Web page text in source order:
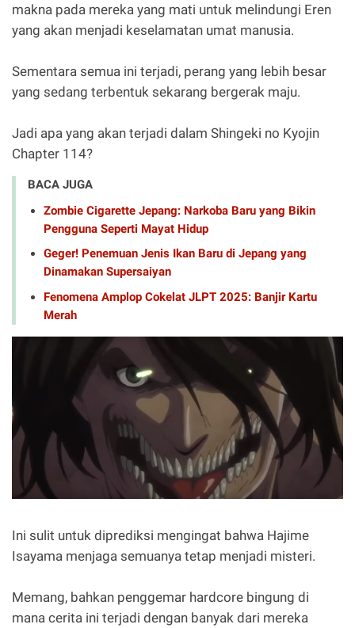
makna pada mereka yang mati untuk melindungi Eren
yang akan menjadi keselamatan umat manusia.
Sementara semua ini terjadi, perang yang lebih besar
yang sedang terbentuk sekarang bergerak maju.
Jadi apa yang akan terjadi dalam Shingeki no Kyojin
Chapter 114?
BACA JUGA
Zombie Cigarette Jepang: Narkoba Baru yang Bikin
Pengguna Seperti Mayat Hidup
Geger! Penemuan Jenis Ikan Baru di Jepang yang
Dinamakan Supersaiyan
Fenomena Amplop Cokelat JLPT 2025: Banjir Kartu
Merah
Ini sulit untuk diprediksi mengingat bahwa Hajime
Isayama menjaga semuanya tetap menjadi misteri.
Memang, bahkan penggemar hardcore bingung di
mana cerita ini terjadi dengan banyak dari mereka